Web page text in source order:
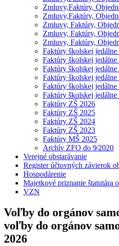
Zmluvy,Faktúry,
Zmluvy,Faktúry,
Zmluvy, Faktúry,
Zmluvy, Faktúry,
Zmluvy, Faktúry,
Faktúry školskej jedálne
Faktúry školskej jedálne
Faktúry školskej jedálne
Faktúry školskej jedálne
Faktúry školskej jedálne
Faktúry školskej jedálne
Faktúry ZŠ 2026
Faktúry ZŠ 2025
Faktúry ZŠ 2024
Faktúry ZŠ 2023
Faktúry MŠ 2025
Archív ZFO do 9⁄2020
Verejné obstarávanie
Register účtovných závierok
Hospodárenie
Majetkové priznanie štatutára
VZN
Voľby do orgánov
voľby do orgánov
2026